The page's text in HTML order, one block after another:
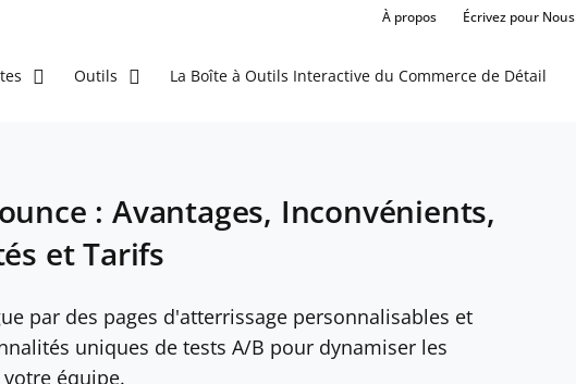
À propos Écrivez pour Nous
Outils La Boîte à Outils Interactive du Commerce de Détail
: Avantages, Inconvénients,
et Tarifs
par des pages d'atterrissage personnalisables et
uniques de tests A/B pour dynamiser les
équipe.